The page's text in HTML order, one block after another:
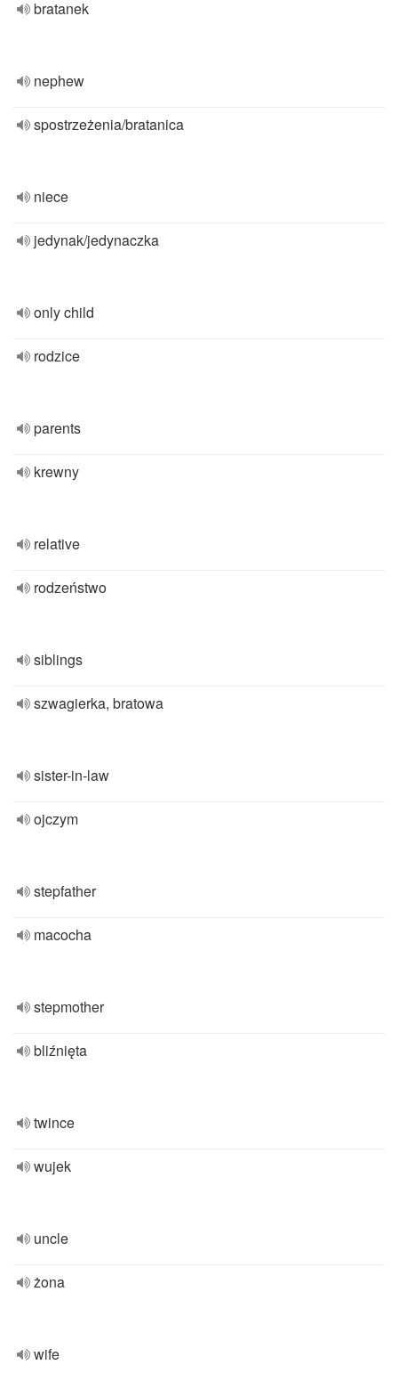
bratanek
nephew
spostrzeżenia/bratanica
niece
jedynak/jedynaczka
only child
rodzice
parents
krewny
relative
rodzeństwo
siblings
szwagierka, bratowa
sister-in-law
ojczym
stepfather
macocha
stepmother
bliźnięta
twince
wujek
uncle
żona
wife